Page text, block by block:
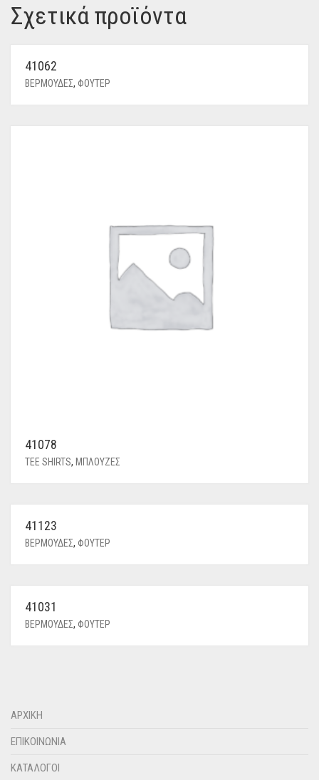
Σχετικά προϊόντα
41062
ΒΕΡΜΟΥΔΕΣ, ΦΟΥΤΕΡ
41078
TEE SHIRTS, ΜΠΛΟΥΖΕΣ
41123
ΒΕΡΜΟΥΔΕΣ, ΦΟΥΤΕΡ
41031
ΒΕΡΜΟΥΔΕΣ, ΦΟΥΤΕΡ
ΑΡΧΙΚΗ
ΕΠΙΚΟΙΝΩΝΙΑ
ΚΑΤΑΛΟΓΟΙ